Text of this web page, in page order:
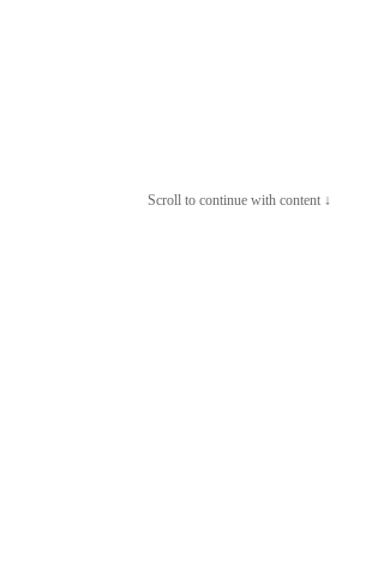
Scroll to continue with content ↓